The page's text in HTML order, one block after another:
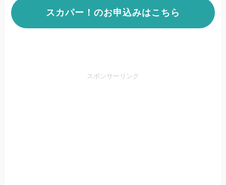
スカパー！のお申込みはこちら
スポンサーリンク